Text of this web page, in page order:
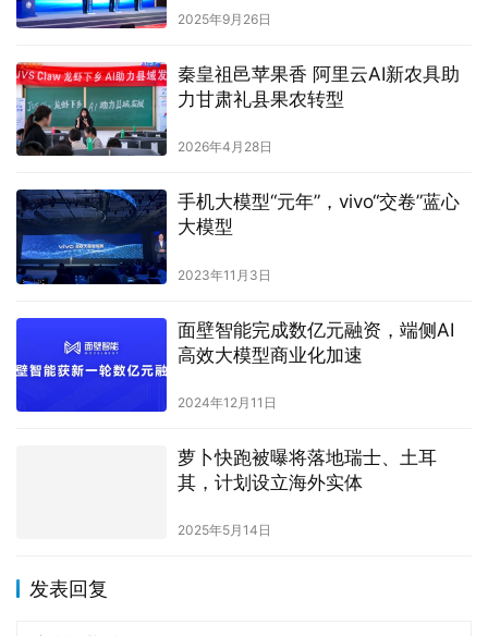
2025年9月26日
秦皇祖邑苹果香 阿里云AI新农具助
力甘肃礼县果农转型
2026年4月28日
手机大模型“元年”，vivo“交卷”蓝心
大模型
2023年11月3日
面壁智能完成数亿元融资，端侧AI
高效大模型商业化加速
2024年12月11日
萝卜快跑被曝将落地瑞士、土耳
其，计划设立海外实体
2025年5月14日
发表回复